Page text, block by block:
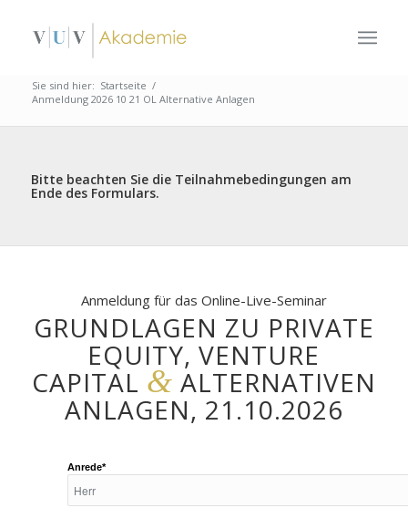
Sie sind hier: Startseite /
Anmeldung 2026 10 21 OL Alternative Anlagen
Bitte beachten Sie die Teilnahmebedingungen am
Ende des Formulars.
Anmeldung für das Online-Live-Seminar
GRUNDLAGEN ZU PRIVATE
EQUITY, VENTURE
CAPITAL & ALTERNATIVEN
ANLAGEN, 21.10.2026
Anrede*